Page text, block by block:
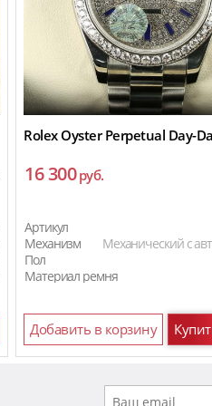
Rolex Oyster Perpetual Day-
16 300руб.
Артикул
Механизм
Механический с
Пол
Материал ремня
Добавить в корзину